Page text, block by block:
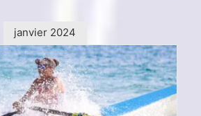
janvier 2024